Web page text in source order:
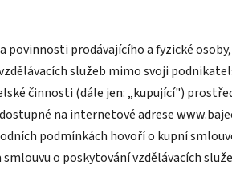
povinnosti prodávajícího a fyzické
služeb mimo svoji
činnosti (dále jen: „kupující")
na internetové adrese
podmínkách hovoří o kupní
o poskytování vzdělávacích